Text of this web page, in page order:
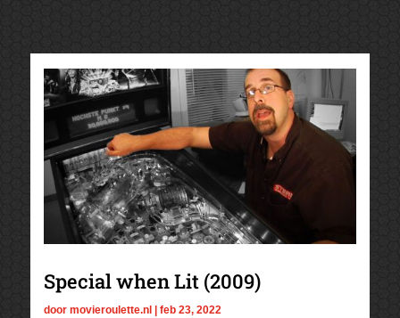
Special when Lit (2009)
door movieroulette.nl feb 23, 2022